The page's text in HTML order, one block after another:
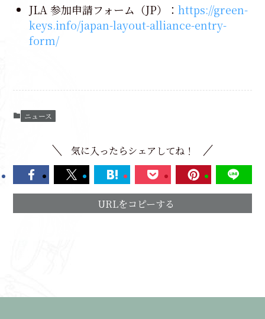
JLA 参加申請フォーム（JP）：https://green-
keys.info/japan-layout-alliance-entry-
form/
ニュース
気に入ったらシェアしてね！
URLをコピーする